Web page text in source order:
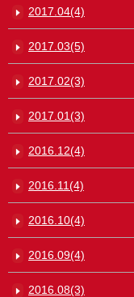
2017.04(4)
2017.03(5)
2017.02(3)
2017.01(3)
2016.12(4)
2016.11(4)
2016.10(4)
2016.09(4)
2016.08(3)